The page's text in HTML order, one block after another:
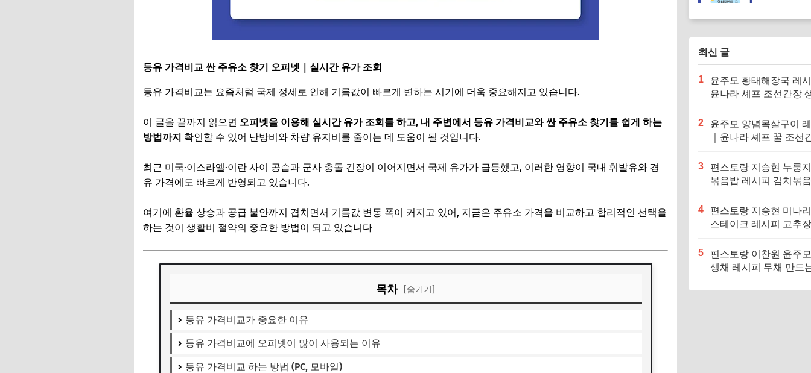
등유 가격비교 싼 주유소 찾기 오피넷｜실시간 유가 조회
등유 가격비교는 요즘처럼 국제 정세로 인해 기름값이 빠르게 변하는 시기에 더욱 중요해지고 있습니다.
이 글을 끝까지 읽으면 오피넷을 이용해 실시간 유가 조회를 하고, 내 주변에서 등유 가격비교와 싼 주유소 찾기를 쉽게 하는
방법까지 확인할 수 있어 난방비와 차량 유지비를 줄이는 데 도움이 될 것입니다.
최근 미국·이스라엘·이란 사이 공습과 군사 충돌 긴장이 이어지면서 국제 유가가 급등했고, 이러한 영향이 국내 휘발유와 경
유 가격에도 빠르게 반영되고 있습니다.
여기에 환율 상승과 공급 불안까지 겹치면서 기름값 변동 폭이 커지고 있어, 지금은 주유소 가격을 비교하고 합리적인 선택을
하는 것이 생활비 절약의 중요한 방법이 되고 있습니다
목차 [숨기기]
등유 가격비교가 중요한 이유
등유 가격비교에 오피넷이 많이 사용되는 이유
등유 가격비교 하는 방법 (PC, 모바일)
뉴·가격·후
최신 글
1
윤주모 황태해장국 레
윤나라 셰프 조선간장
2
윤주모 양념목살구이
｜윤나라 셰프 꿀 조선
3
편스토랑 지승현 누룽
볶음밥 레시피 김치볶
4
편스토랑 지승현 미나
스테이크 레시피 고추
5
편스토랑 이찬원 윤주
생채 레시피 무채 만드